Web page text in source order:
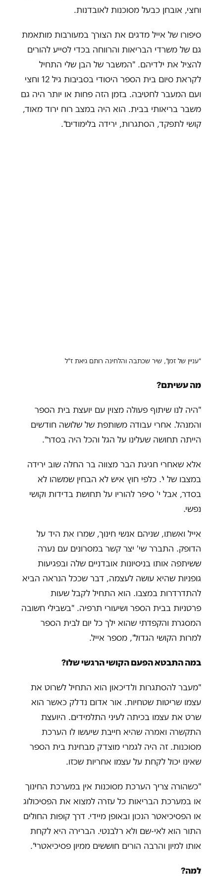
וחצי, אובחן כבעל מסוכנות לאובדנות.
סיפורו של אייל מדגים את הצורך במעורבות מותאמת
גם של משרדי הבריאות והרווחה בכדי לסייע להורים
להציל את ילדיהם. "המשבר של הבן שלי התחיל
לקראת סיום בית הספר היסודי בסביבות גיל 12 וחצי
ועם המעבר לחטיבה. בזמן הזה פחות או יותר היה גם
משבר בריאותי בבית. הוא היה במצב רוח ירוד מאוד,
קושי לתפקד, הסתגרות, ירידה בלימודים".
"עניין של זמן", שיר שכתבה והלחינה רותם גיאת ז"ל
מה עשיתם?
"היה לנו שיתוף פעולה מצוין עם יועצת בית הספר
והמנהל. אחרי עבודה משותפת של שלושה חודשים
הייתה תחושה שעלינו על הגל והכל היה בסדר".
אלא שאחרי חגיגת הבר מצווה בר החלה שוב ירידה
במצבו של י'. כלפי חוץ איש לא הבחין שמשהו לא
בסדר, אבל י' סיפר להוריו על תחושת בדידות וקושי
נפשי.
אייל ואשתו, שניהם אנשי חינוך, שמרו את היד על
הדופק. התברר שי' יצר קשר במסרונים עם נערה
ששיתפה אותו בניסיונות אובדניים שלה ובפגיעות
גופניות שהיא עושה לעצמה, דבר שככל הנראה הביא
להתדרדרות במצבו. הוא התחיל לקבל שעות
פרטניות בבית הספר ושיעורי תרפיה. "בשבילי חשובה
המסגרת והקפדתי שהוא ילך כל יום לבית הספר
למרות הקושי הגדול", מספר אייל.
במה התבטא הפעם הקושי הרגשי שלו?
"מעבר להסתגרות ולדיכאון הוא התחיל לשרוט את
עצמו שריטות שטחיות. אור אדום נדלק כאשר הוא
שרט את עצמו בכיתה לעיני התלמידים. היועצת
התקשרה ואמרה שהיא חייבת שיעשו לו הערכת
מסוכנות. זה היה לגמרי מוצדק מבחינת בית הספר
שאינו יכול לקחת על עצמו אחריות שכזו.
"כשהורה צריך הערכת מסוכנות אין במערכת החינוך
או במערכת הבריאות כל עזרה למצוא את הפסיכולוג
או הפסיכיאטר הנכון ובאופן מיידי. דרך קופות החולים
התור הוא לאי-שם ולא רלבנטי. הברירה היא לקחת
אותו למיון והרבה הורים חוששים ממיון פסיכיאטרי".
למה?